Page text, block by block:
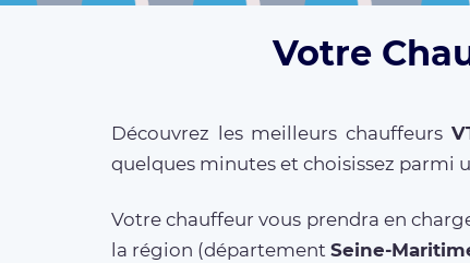
Votre
Découvrez les meilleurs chauffeurs
quelques minutes et choisissez parmi
Votre chauffeur vous prendra en
la région (département Seine-